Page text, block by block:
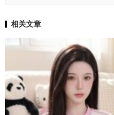
相关文章